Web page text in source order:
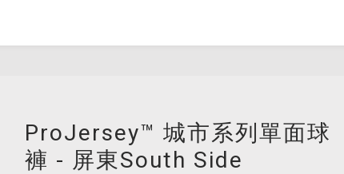
ProJersey™ 城市系列單面球
褲 - 屏東South Side